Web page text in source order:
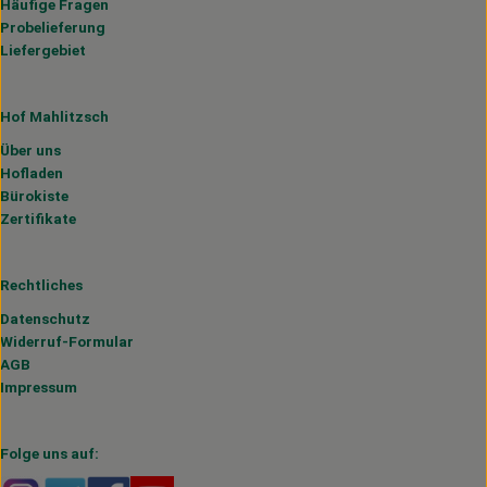
Häufige Fragen
Probelieferung
Liefergebiet
Hof Mahlitzsch
Über uns
Hofladen
Bürokiste
Zertifikate
Rechtliches
Datenschutz
Widerruf-Formular
AGB
Impressum
Folge uns auf: